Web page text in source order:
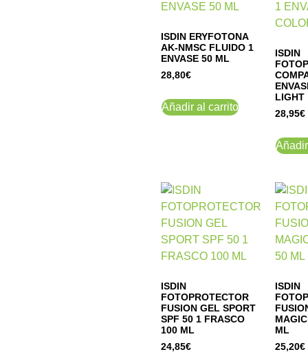
ISDIN ERYFOTONA
AK-NMSC FLUIDO 1
ENVASE 50 ML
28,80€
Añadir al carrito
ISDIN
LIGHT
28,95€
ISDIN
FOTOPROTECTOR
FUSION GEL SPORT
SPF 50 1 FRASCO
100 ML
24,85€
ISDIN
ML
25,20€